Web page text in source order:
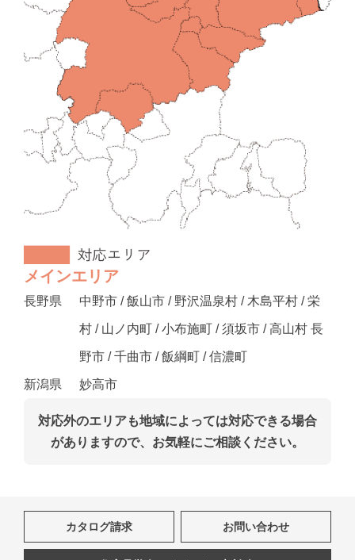
メインエリア
長野県 中野市 / 飯山市 / 野沢温泉村 / 木島平村 / 栄
村 / 山ノ内町 / 小布施町 / 須坂市 / 高山村 長
野市 / 千曲市 / 飯綱町 / 信濃町
新潟県 妙高市
対応外のエリアも地域によっては対応できる場合
がありますので、お気軽にご相談ください。
カタログ請求 お問い合わせ